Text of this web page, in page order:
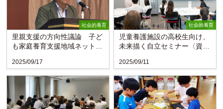
社会的養育
里親支援の方向性議論 子ど
も家庭養育支援地域ネットワ
2025/09/17
社会的養育
児童養護施設の高校生向け、
未来描く自立セミナー〈資生
2025/09/11